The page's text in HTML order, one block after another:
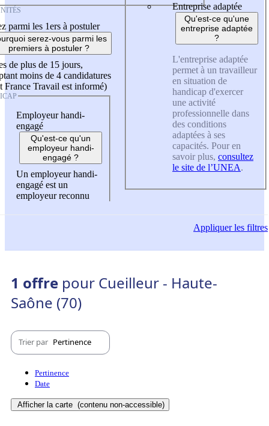
parmi les 1ers à postuler
serez-vous parmi les
premiers à postuler ?
de plus de 15 jours,
moins de 4 candidatures
France Travail est informé)
Employeur handi-
engagé
Qu'est-ce qu'un
employeur handi-
engagé ?
Un employeur handi-
engagé est un
employeur reconnu
Entreprise adaptée
Qu'est-ce qu'une
entreprise adaptée
?
L'entreprise adaptée
permet à un travailleur
en situation de
handicap d'exercer
une activité
professionnelle dans
des conditions
adaptées à ses
capacités. Pour en
savoir plus, consultez
le site de l’UNEA.
Appliquerles filtres
1 offre pour Cueilleur - Haute-
Saône (70)
Trier par Pertinence
Pertinence
Date
Afficher la carte (contenu non-accessible)